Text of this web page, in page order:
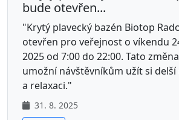
bude otevřen...
"Krytý plavecký bazén Biotop
otevřen pro veřejnost o víkendu
2025 od 7:00 do 22:00. Tato
umožní návštěvníkům užít si delší
a relaxaci."
31. 8. 2025